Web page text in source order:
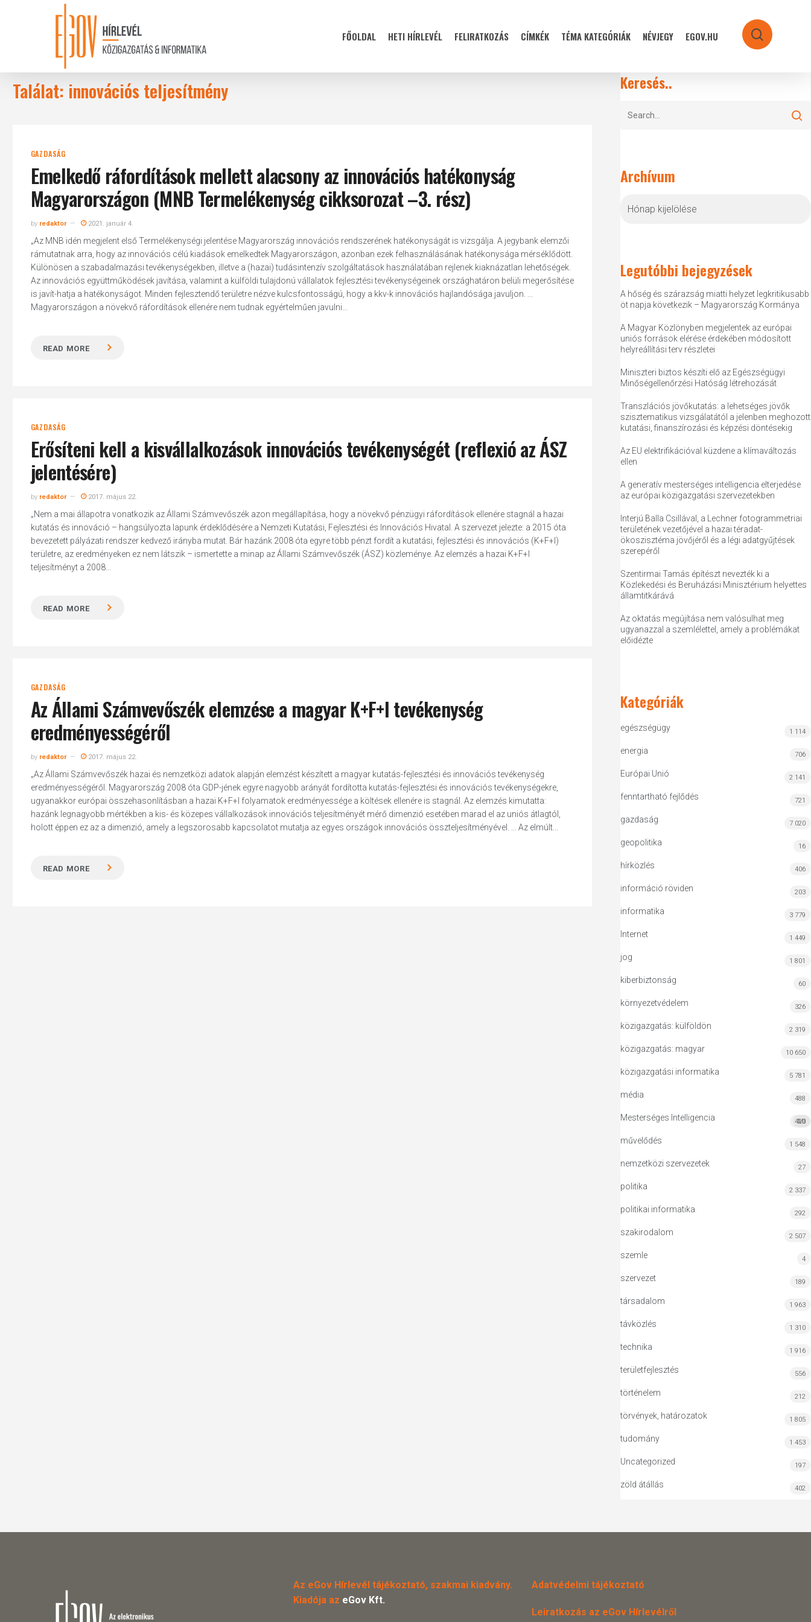
Hit enter to search or ESC to close
FŐOLDAL HETI HÍRLEVÉL FELIRATKOZÁS CÍMKÉK TÉMA KATEGÓRIÁK NÉVJEGY EGOV.HU search
Találat: innovációs teljesítmény
GAZDASÁG
Emelkedő ráfordítások mellett alacsony az innovációs hatékonyság
Magyarországon (MNB Termelékenység cikksorozat –3. rész)
by redaktor 2021. január 4.
„Az MNB idén megjelent első Termelékenységi jelentése Magyarország innovációs rendszerének hatékonyságát is vizsgálja. A jegybank elemzői
rámutatnak arra, hogy az innovációs célú kiadások emelkedtek Magyarországon, azonban ezek felhasználásának hatékonysága mérséklődött.
Különösen a szabadalmazási tevékenységekben, illetve a (hazai) tudásintenzív szolgáltatások használatában rejlenek kiaknázatlan lehetőségek.
Az innovációs együttműködések javítása, valamint a külföldi tulajdonú vállalatok fejlesztési tevékenységeinek országhatáron belüli megerősítése
is javít-hatja a hatékonyságot. Minden fejlesztendő területre nézve kulcsfontosságú, hogy a kkv-k innovációs hajlandósága javuljon. ...
Magyarországon a növekvő ráfordítások ellenére nem tudnak egyértelműen javulni...
READ MORE
GAZDASÁG
Erősíteni kell a kisvállalkozások innovációs tevékenységét (reflexió az ÁSZ
jelentésére)
by redaktor 2017. május 22.
„Nem a mai állapotra vonatkozik az Állami Számvevőszék azon megállapítása, hogy a növekvő pénzügyi ráfordítások ellenére stagnál a hazai
kutatás és innováció – hangsúlyozta lapunk érdeklődésére a Nemzeti Kutatási, Fejlesztési és Innovációs Hivatal. A szervezet jelezte: a 2015 óta
bevezetett pályázati rendszer kedvező irányba mutat. Bár hazánk 2008 óta egyre több pénzt fordít a kutatási, fejlesztési és innovációs (K+F+I)
területre, az eredményeken ez nem látszik – ismertette a minap az Állami Számvevőszék (ÁSZ) közleménye. Az elemzés a hazai K+F+I
teljesítményt a 2008...
READ MORE
GAZDASÁG
Az Állami Számvevőszék elemzése a magyar K+F+I tevékenység
eredményességéről
by redaktor 2017. május 22.
„Az Állami Számvevőszék hazai és nemzetközi adatok alapján elemzést készített a magyar kutatás-fejlesztési és innovációs tevékenység
eredményességéről. Magyarország 2008 óta GDP-jének egyre nagyobb arányát fordította kutatás-fejlesztési és innovációs tevékenységekre,
ugyanakkor európai összehasonlításban a hazai K+F+I folyamatok eredményessége a költések ellenére is stagnál. Az elemzés kimutatta:
hazánk legnagyobb mértékben a kis- és közepes vállalkozások innovációs teljesítményét mérő dimenzió esetében marad el az uniós átlagtól,
holott éppen ez az a dimenzió, amely a legszorosabb kapcsolatot mutatja az egyes országok innovációs összteljesítményével. ... Az elmúlt...
READ MORE
Keresés..
Archívum
Legutóbbi bejegyzések
A hőség és szárazság miatti helyzet legkritikusabb
öt napja következik – Magyarország Kormánya
A Magyar Közlönyben megjelentek az európai
uniós források elérése érdekében módosított
helyreállítási terv részletei
Miniszteri biztos készíti elő az Egészségügyi
Minőségellenőrzési Hatóság létrehozását
Transzlációs jövőkutatás: a lehetséges jövők
szisztematikus vizsgálatától a jelenben meghozott
kutatási, finanszírozási és képzési döntésekig
Az EU elektrifikációval küzdene a klímaváltozás
ellen
A generatív mesterséges intelligencia elterjedése
az európai közigazgatási szervezetekben
Interjú Balla Csillával, a Lechner fotogrammetriai
területének vezetőjével a hazai téradat-
ökoszisztéma jövőjéről és a légi adatgyűjtések
szerepéről
Szentirmai Tamás építészt nevezték ki a
Közlekedési és Beruházási Minisztérium helyettes
államtitkárává
Az oktatás megújítása nem valósulhat meg
ugyanazzal a szemlélettel, amely a problémákat
előidézte
Kategóriák
egészségügy 1 114
energia 706
Európai Unió 2 141
fenntartható fejlődés 721
gazdaság 7 020
geopolitika 16
hírközlés 406
információ röviden 203
informatika 3 779
Internet 1 449
jog 1 801
kiberbiztonság 60
környezetvédelem 326
közigazgatás: külföldön 2 319
közigazgatás: magyar 10 650
közigazgatási informatika 5 781
média 488
Mesterséges Intelligencia MI
420
művelődés 1 548
nemzetközi szervezetek 27
politika 2 337
politikai informatika 292
szakirodalom 2 507
szemle 4
szervezet 189
társadalom 1 963
távközlés 1 310
technika 1 916
területfejlesztés 556
történelem 212
törvények, határozatok 1 805
tudomány 1 453
Uncategorized 197
zöld átállás 402
Az eGov Hírlevél tájékoztató, szakmai kiadvány.
Kiadója az eGov Kft.
Adatvédelmi tájékoztató
Leiratkozás az eGov Hírlevélről